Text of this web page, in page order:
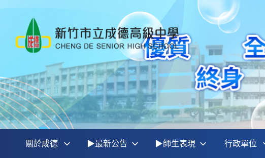
關於成德 ▶最新公告 ▶師生表現 行政單位